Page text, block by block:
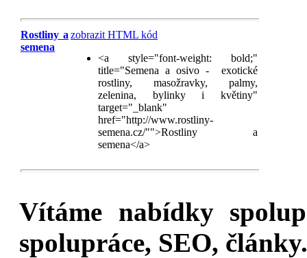
Rostliny a
semena
zobrazit HTML kód
<a style="font-weight: bold;"
title="Semena a osivo - exotické
rostliny, masožravky, palmy,
zelenina, bylinky i květiny"
target="_blank"
href="http://www.rostliny-
semena.cz/"">Rostliny a
semena</a>
Vítáme nabídky
spolupráce, SEO,